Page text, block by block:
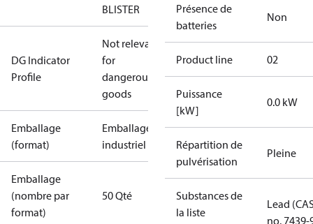
BLISTER
DG Indicator
Profile
Not relevant
for
dangerous
goods
Emballage
(format)
Emballage
industriel
Emballage
(nombre par
format)
50 Qté
Présence de
batteries
Non
Product line 02
Puissance
[kW]
0.0 kW
Répartition de
pulvérisation
Pleine
Substances de
la liste
Lead
no. 7439-